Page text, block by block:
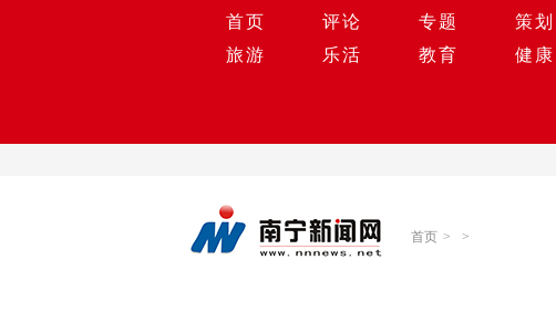
首页 评论 专题 策划
旅游
乐活 教育 健康
首页 > >